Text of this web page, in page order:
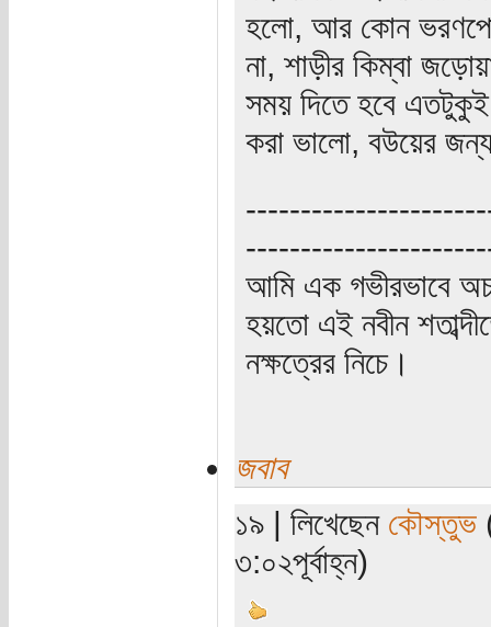
হলো, আর কোন
না, শাড়ীর কিম্বা
সময় দিতে হবে
করা ভালো, বউয়ের
আমি এক গভীরভাবে
হয়তো এই নবীন
নক্ষত্রের নিচে।
জবাব
১৯ | লিখেছেন কৌস্তুভ
৩:০২পূর্বাহ্ন)